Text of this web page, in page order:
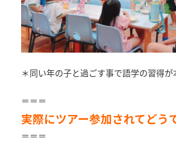
＊同い年の子と過ごす事で語学の習得が
＝＝＝
実際にツアー参加されてどう
＝＝＝